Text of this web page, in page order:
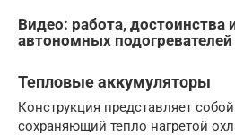
Видео: работа, достоинства
автономных подогревателей
Тепловые аккумуляторы
Конструкция представляет
сохраняющий тепло нагретой